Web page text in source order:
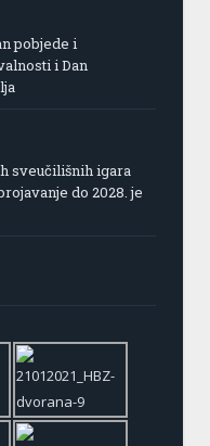
pobjede i
i Dan
sveučilišnih igara
do 2028. je